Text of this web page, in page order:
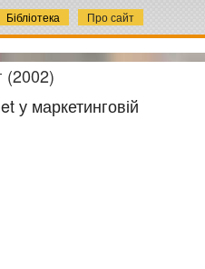
Бібліотека Про сайт
(2002)
у маркетинговій